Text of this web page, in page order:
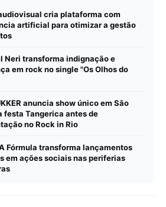
cria plataforma com
artificial para otimizar a gestão
Neri transforma indignação e
em rock no single "Os Olhos do
anuncia show único em São
festa Tangerica antes de
no Rock in Rio
Fórmula transforma lançamentos
em ações sociais nas periferias